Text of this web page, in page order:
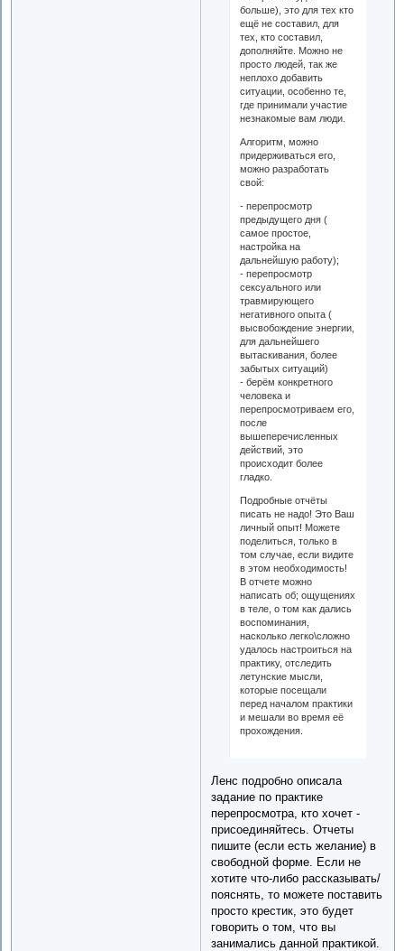
больше), это для тех кто
ещё не составил, для
тех, кто составил,
дополняйте. Можно не
просто людей, так же
неплохо добавить
ситуации, особенно те,
где принимали участие
незнакомые вам люди.
Алгоритм, можно
придерживаться его,
можно разработать
свой:
- перепросмотр
предыдущего дня (
самое простое,
настройка на
дальнейшую работу);
- перепросмотр
сексуального или
травмирующего
негативного опыта (
высвобождение энергии,
для дальнейшего
вытаскивания, более
забытых ситуаций)
- берём конкретного
человека и
перепросмотриваем его,
после
вышеперечисленных
действий, это
происходит более
гладко.
Подробные отчёты
писать не надо! Это Ваш
личный опыт! Можете
поделиться, только в
том случае, если видите
в этом необходимость!
В отчете можно
написать об; ощущениях
в теле, о том как дались
воспоминания,
насколько легко\сложно
удалось настроиться на
практику, отследить
летунские мысли,
которые посещали
перед началом практики
и мешали во время её
прохождения.
Ленс подробно описала
задание по практике
перепросмотра, кто хочет -
присоединяйтесь. Отчеты
пишите (если есть желание) в
свободной форме. Если не
хотите что-либо рассказывать/
пояснять, то можете поставить
просто крестик, это будет
говорить о том, что вы
занимались данной практикой.